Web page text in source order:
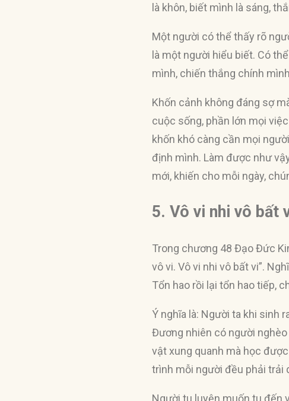
là khôn, biết mình là sáng,
Một người có thể thấy rõ
là một người hiểu biết. Có
mình, chiến thắng chính
Khốn cảnh không đáng sợ
cuộc sống, phần lớn mọi
khốn khó càng cần mọi
định mình. Làm được như
mới, khiến cho mỗi ngày,
5. Vô vi nhi vô bất
Trong chương 48 Đạo Đức
vô vi. Vô vi nhi vô bất vi”.
Tổn hao rồi lại tổn hao tiếp,
Ý nghĩa là: Người ta khi sinh
Đương nhiên có người
vật xung quanh mà học
trình mỗi người đều phải trải